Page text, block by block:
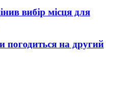
вибір місця для
погодиться на другий